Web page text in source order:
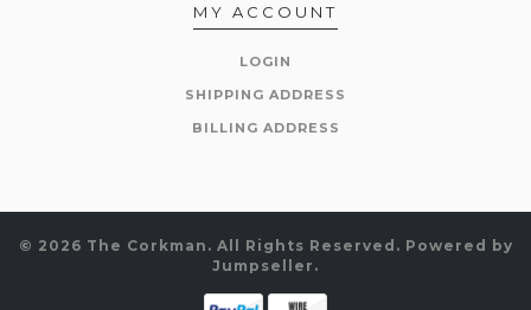
MY ACCOUNT
LOGIN
SHIPPING ADDRESS
BILLING ADDRESS
© 2026 The Corkman. All Rights Reserved. Powered by
Jumpseller .